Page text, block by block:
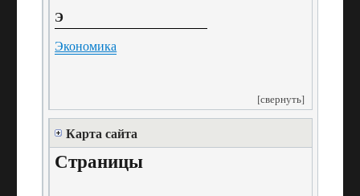
Э
Экономика
[свернуть]
Карта сайта
Страницы